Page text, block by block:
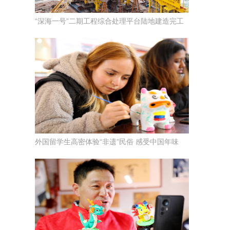
“深海一号”二期工程综合处理平台陆地建造完工
外国留学生高密体验“非遗”民俗 感受中国年味